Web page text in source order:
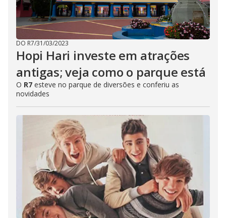
DO R7/31/03/2023
Hopi Hari investe em atrações
antigas; veja como o parque está
O R7 esteve no parque de diversões e conferiu as
novidades